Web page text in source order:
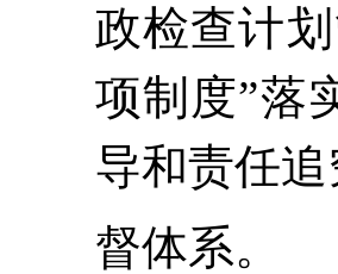
政检查计
项制度”落
导和责任
督体系。